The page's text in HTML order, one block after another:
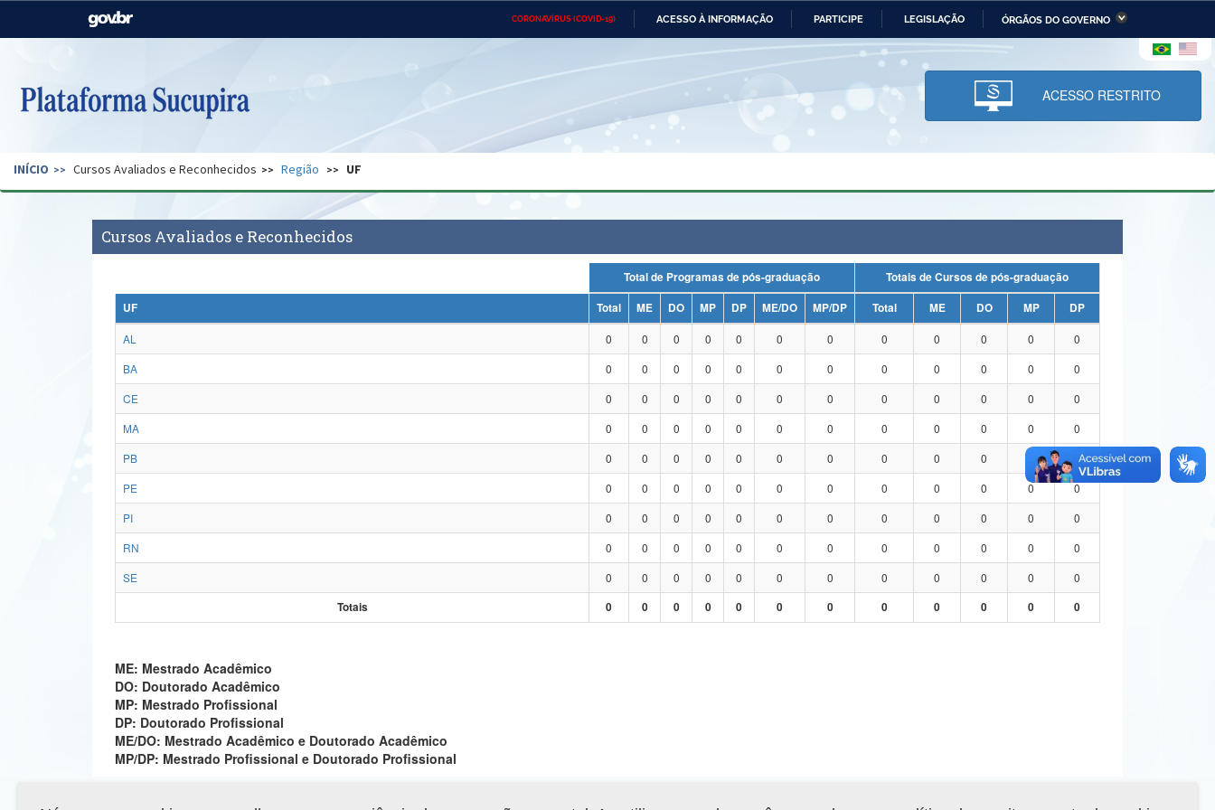
CORONAVÍRUS (COVID-19) ACESSO À INFORMAÇÃO PARTICIPE LEGISLAÇÃO ÓRGÃOS DO GOVERNO
Casa Civil Ministério das Relações Ministério da Economia Ministério da Infraestrutura
Pecuária e Abastecimento
Ministério da Ciência,
Tecnologia, Inovações e
Comunicações
Ministério do Desenvolvimento
Regional e dos Direitos Humanos
Secretaria de Governo Gabinete de Segurança Advocacia-Geral da União Banco Central do Brasil Planalto
ACESSO RESTRITO
INÍCIO Cursos Avaliados e Reconhecidos Região UF
Cursos Avaliados e Reconhecidos
Total de Programas de pós-graduação
Totais de Cursos de pós-graduação
UF
Total ME DO MP DP ME/DO MP/DP Total ME DO MP
DP
AL
0 0 0 0 0 0 0 0 0 0 0
0
BA
0 0 0 0 0 0 0 0 0 0 0
0
CE
0 0 0 0 0 0 0 0 0 0 0
0
MA
0 0 0 0 0 0 0 0 0 0 0
0
PB
0 0 0 0 0 0 0 0 0 0
0
PE
0 0 0 0 0 0 0 0 0 0 0
0
PI
0 0 0 0 0 0 0 0 0 0 0
0
RN
0 0 0 0 0 0 0 0 0 0 0
0
SE
0 0 0 0 0 0 0 0 0 0 0
0
Totais
0 0 0 0 0 0 0 0 0 0 0 0
ME: Mestrado Acadêmico
DO: Doutorado Acadêmico
MP: Mestrado Profissional
DP: Doutorado Profissional
ME/DO: Mestrado Acadêmico e Doutorado Acadêmico
MP/DP: Mestrado Profissional e Doutorado Profissional